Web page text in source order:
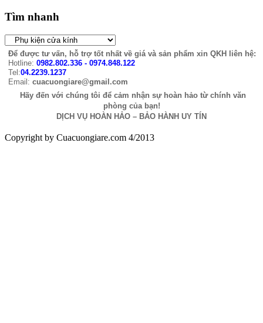
Tìm nhanh
Để được tư vấn, hỗ trợ tốt nhất về giá và sản phẩm xin QKH liên hệ:
Hotline: 0982.802.336 - 0974.848.122
Tel:04.2239.1237
Email: cuacuongiare@gmail.com
Hãy đến với chúng tôi để cảm nhận sự hoàn hảo từ chính văn
phòng của bạn!
DỊCH VỤ HOÀN HẢO – BẢO HÀNH UY TÍN
Copyright by Cuacuongiare.com 4/2013